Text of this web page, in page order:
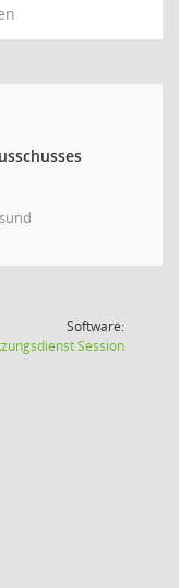
Software:
Session(Wird in